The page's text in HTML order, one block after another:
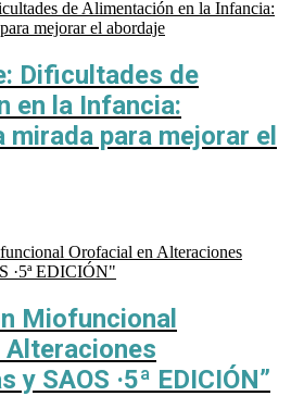
Dificultades de
en la Infancia:
mirada para mejorar el
Miofuncional
Alteraciones
y SAOS ·5ª EDICIÓN”